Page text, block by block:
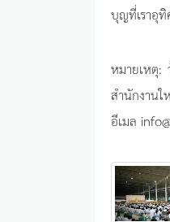
บุญที่เราอุทิ
หมายเหตุ:
สำนักงาน
อีเมล